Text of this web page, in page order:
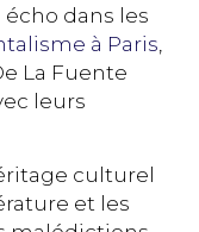
dans les
à Paris
La Fuente
leurs
culturel
et les